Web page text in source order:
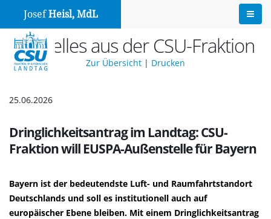
JosefHeisl, MdL
Aktuelles aus der CSU-Fraktion
Zur Übersicht | Drucken
25.06.2026
Dringlichkeitsantrag im Landtag: CSU-
Fraktion will EUSPA-Außenstelle für Bayern
Bayern ist der bedeutendste Luft- und Raumfahrtstandort
Deutschlands und soll es institutionell auch auf
europäischer Ebene bleiben. Mit einem Dringlichkeitsantrag